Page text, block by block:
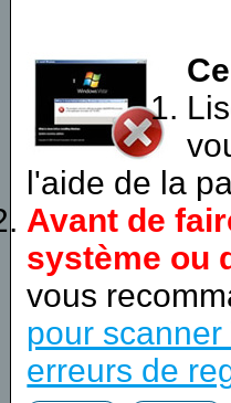
l'aide de la
Avant de
système ou
vous
pour
erreurs de